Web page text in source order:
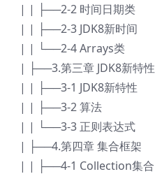
| | ├──2-2 时间日期类
| | ├──2-3 JDK8新时间
| | └──2-4 Arrays类
| ├──3.第三章 JDK8新特性
| | ├──3-1 JDK8新特性
| | ├──3-2 算法
| | └──3-3 正则表达式
| ├──4.第四章 集合框架
| | ├──4-1 Collection集合